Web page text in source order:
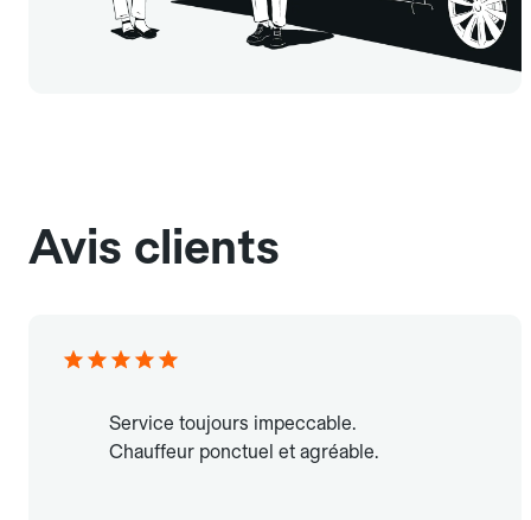
Avis clients
Service toujours impeccable.
Chauffeur ponctuel et agréable.